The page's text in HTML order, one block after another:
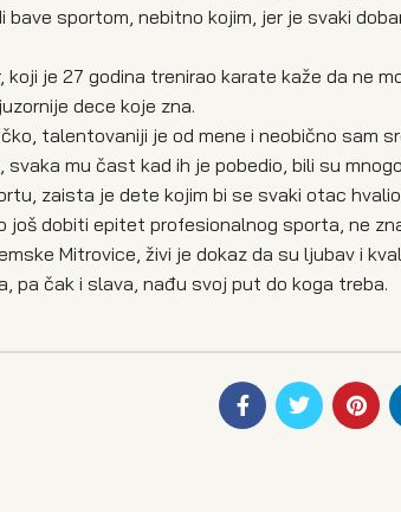
bave sportom, nebitno kojim, jer je svaki
koji je 27 godina trenirao karate kaže da ne
dece koje zna.
talentovaniji je od mene i neobično sam
svaka mu čast kad ih je pobedio, bili su
zaista je dete kojim bi se svaki otac
još dobiti epitet profesionalnog sporta, ne
Mitrovice, živi je dokaz da su ljubav i
pa čak i slava, nađu svoj put do koga treba.